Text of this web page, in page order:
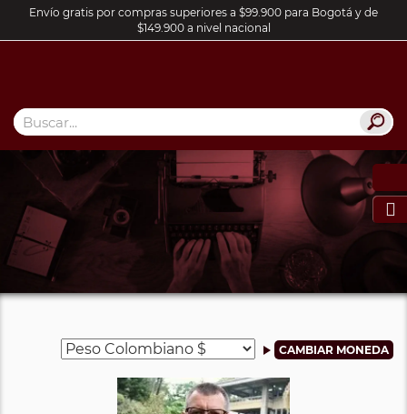
Envío gratis por compras superiores a $99.900 para Bogotá y de
$149.900 a nivel nacional
